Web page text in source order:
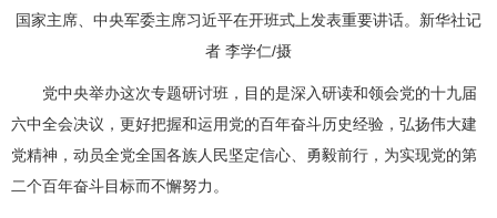
国家主席、中央军委主席习近平在开班式上发表重要讲话。新华社记
者 李学仁/摄
党中央举办这次专题研讨班，目的是深入研读和领会党的十九届
六中全会决议，更好把握和运用党的百年奋斗历史经验，弘扬伟大建
党精神，动员全党全国各族人民坚定信心、勇毅前行，为实现党的第
二个百年奋斗目标而不懈努力。